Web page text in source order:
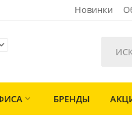
Новинки
 БРЕНДЫ